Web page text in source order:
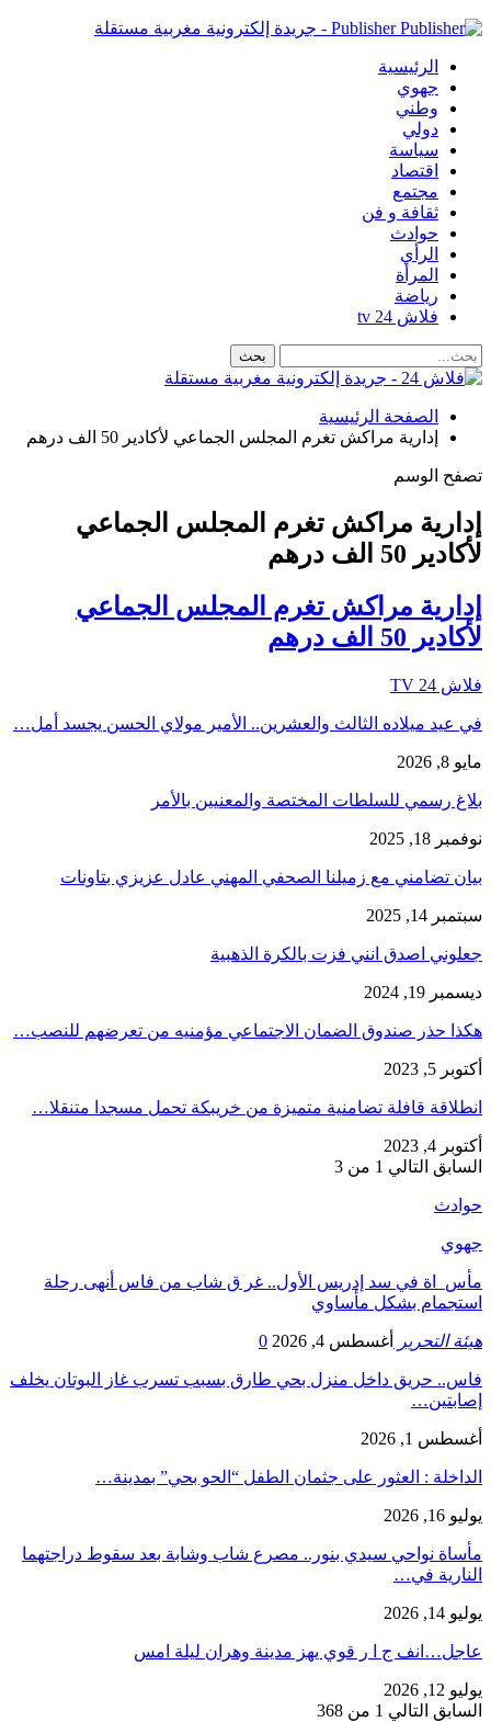
Publisher - جريدة إلكترونية مغربية مستقلة
الرئيسية
جهوي
وطني
دولي
سياسة
اقتصاد
مجتمع
ثقافة و فن
حوادث
الرأي
المرأة
رياضة
فلاش 24 tv
الصفحة الرئيسية
إدارية مراكش تغرم المجلس الجماعي لأكادير 50 الف درهم
تصفح الوسم
إدارية مراكش تغرم المجلس الجماعي
لأكادير 50 الف درهم
إدارية مراكش تغرم المجلس الجماعي
لأكادير 50 الف درهم
فلاش 24 TV
في عيد ميلاده الثالث والعشرين.. الأمير مولاي الحسن يجسد أمل…
مايو 8, 2026
بلاغ رسمي للسلطات المختصة والمعنيين بالأمر
نوفمبر 18, 2025
بيان تضامني مع زميلنا الصحفي المهني عادل عزيزي بتاونات
سبتمبر 14, 2025
جعلوني اصدق انني فزت بالكرة الذهبية
ديسمبر 19, 2024
هكذا حذر صندوق الضمان الاجتماعي مؤمنيه من تعرضهم للنصب…
أكتوبر 5, 2023
انطلاقة قافلة تضامنية متميزة من خريبكة تحمل مسجدا متنقلا…
أكتوبر 4, 2023
السابق التالي 1 من 3
حوادث
جهوي
مأس_اة في سد إدريس الأول.. غر ق شاب من فاس أنهى رحلة
استجمام بشكل مأساوي
هيئة التحرير أغسطس 4, 2026 0
فاس.. حريق داخل منزل بحي طارق بسبب تسرب غاز البوتان يخلف
إصابتين…
أغسطس 1, 2026
​الداخلة : العثور على جثمان الطفل “الحو بحي” بمدينة…
يوليو 16, 2026
مأساة نواحي سيدي بنور.. مصرع شاب وشابة بعد سقوط دراجتهما
النارية في…
يوليو 14, 2026
عاجل…انف ج ا ر قوي يهز مدينة وهران ليلة امس
يوليو 12, 2026
السابق التالي 1 من 368